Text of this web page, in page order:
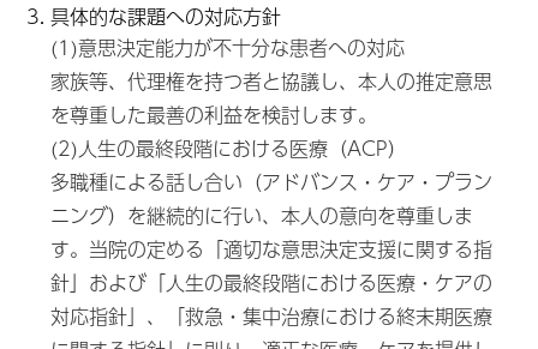
具体的な課題への対応方針
(1)意思決定能力が不十分な患者への対応
家族等、代理権を持つ者と協議し、本人の推定意思
を尊重した最善の利益を検討します。
(2)人生の最終段階における医療（ACP）
多職種による話し合い（アドバンス・ケア・プラン
ニング）を継続的に行い、本人の意向を尊重しま
す。当院の定める「適切な意思決定支援に関する指
針」および「人生の最終段階における医療・ケアの
対応指針」、「救急・集中治療における終末期医療